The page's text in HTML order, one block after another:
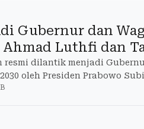
Gubernur dan
Luthfi dan
resmi dilantik menjadi
oleh Presiden Prabowo